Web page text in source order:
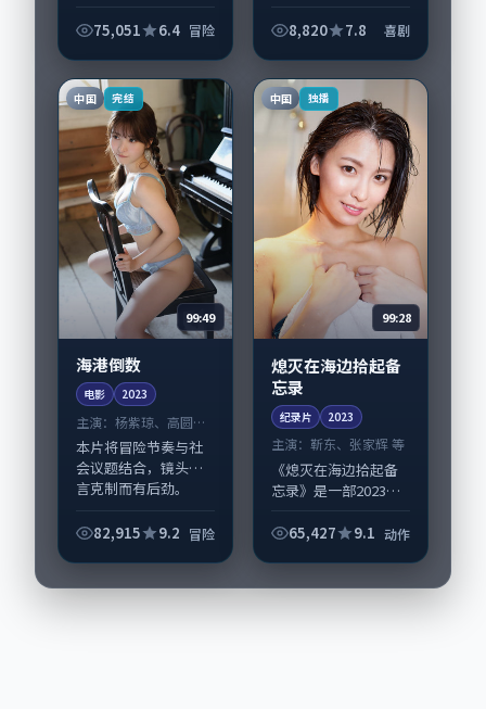
75,051 6.4 冒险
《北风与明信片》由
线；取景与声音设计
凸显中国香港城市质
感，...
8,820 7.8 喜剧
中国 完结
99:49
海港倒数
电影 2023
主演： 杨紫琼、高圆圆
等
本片将冒险节奏与社
会议题结合，镜头语
言克制而有后劲。
男掌舵，杨紫琼、高
香港城市质感，适合
82,915 9.2 冒险
中国 独播
99:28
熄灭在海边拾起备
忘录
纪录片 2023
主演：靳东、张家辉 等
《熄灭在海边拾起备
忘录》是一部2023年
录片，由丹尼·博伊
等演员亦参与重要戏
65,427 9.1 动作